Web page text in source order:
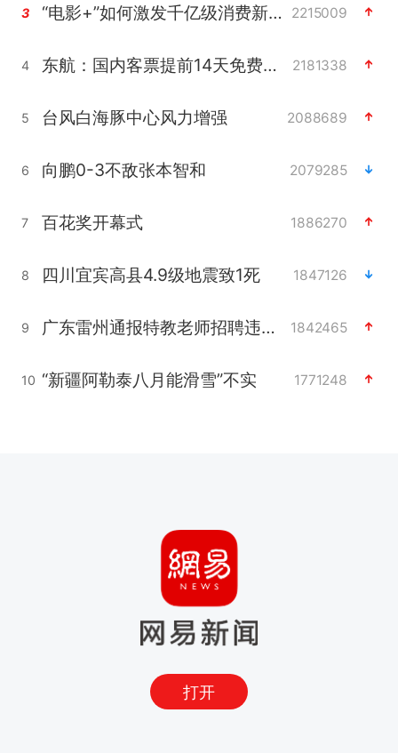
3 “电影+”如何激发千亿级消费新活力？ 2215009
4 东航：国内客票提前14天免费退改 2181338
5 台风白海豚中心风力增强 2088689
6 向鹏0-3不敌张本智和 2079285
7 百花奖开幕式 1886270
8 四川宜宾高县4.9级地震致1死 1847126
9 广东雷州通报特教老师招聘违规事件 1842465
10 “新疆阿勒泰八月能滑雪”不实 1771248
打开